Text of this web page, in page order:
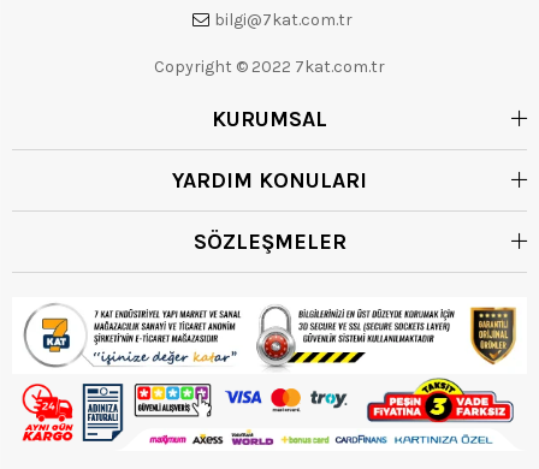
bilgi@7kat.com.tr
Copyright © 2022 7kat.com.tr
KURUMSAL
YARDIM KONULARI
SÖZLEŞMELER